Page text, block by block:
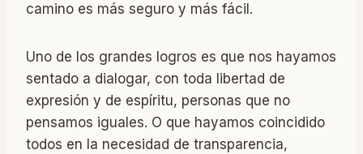
camino es más seguro y más fácil.
Uno de los grandes logros es que nos hayamos
sentado a dialogar, con toda libertad de
expresión y de espíritu, personas que no
pensamos iguales. O que hayamos coincidido
todos en la necesidad de transparencia,